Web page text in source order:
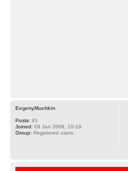
EvgenyMuchkin
Posts: 41
Joined: 09 Jan 2008, 10:18
Group: Registered users